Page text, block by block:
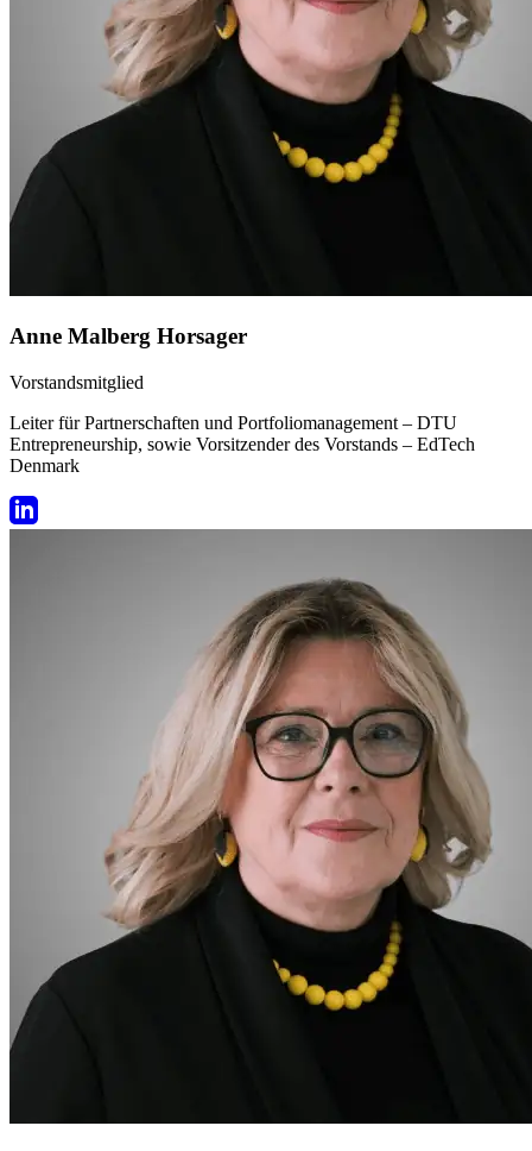
Anne Malberg Horsager
Vorstandsmitglied
Leiter für Partnerschaften und Portfoliomanagement – DTU
Entrepreneurship, sowie Vorsitzender des Vorstands – EdTech
Denmark